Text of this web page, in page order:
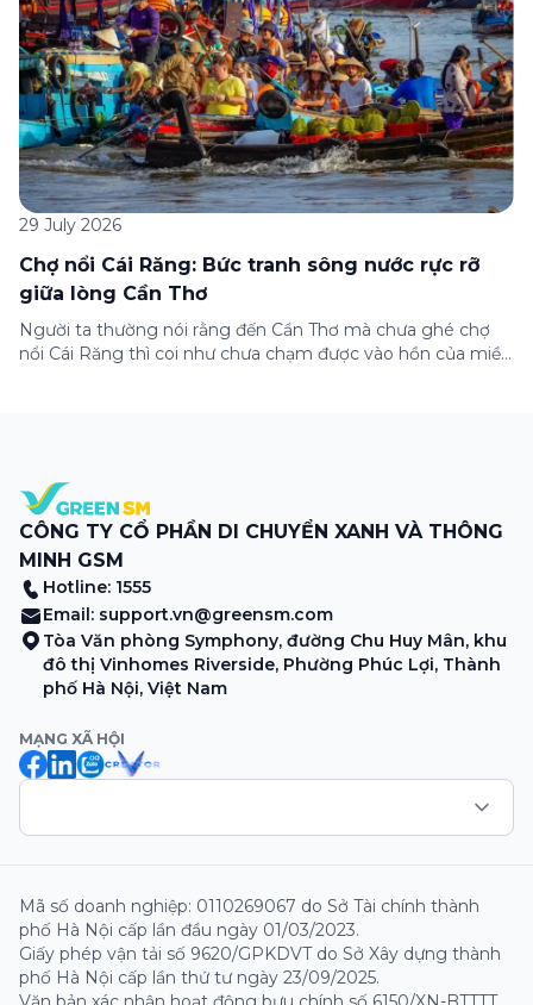
29 July 2026
Chợ nổi Cái Răng: Bức tranh sông nước rực rỡ
giữa lòng Cần Thơ
Người ta thường nói rằng đến Cần Thơ mà chưa ghé chợ
nổi Cái Răng thì coi như chưa chạm được vào hồn của miền
CÔNG TY CỔ PHẦN DI CHUYỂN XANH VÀ THÔNG
MINH GSM
Hotline: 1555
Email: support.vn@greensm.com
Tòa Văn phòng Symphony, đường Chu Huy Mân, khu
đô thị Vinhomes Riverside, Phường Phúc Lợi, Thành
phố Hà Nội, Việt Nam
MẠNG XÃ HỘI
Mã số doanh nghiệp: 0110269067 do Sở Tài chính thành
phố Hà Nội cấp lần đầu ngày 01/03/2023.
Giấy phép vận tải số 9620/GPKDVT do Sở Xây dựng thành
phố Hà Nội cấp lần thứ tư ngày 23/09/2025.